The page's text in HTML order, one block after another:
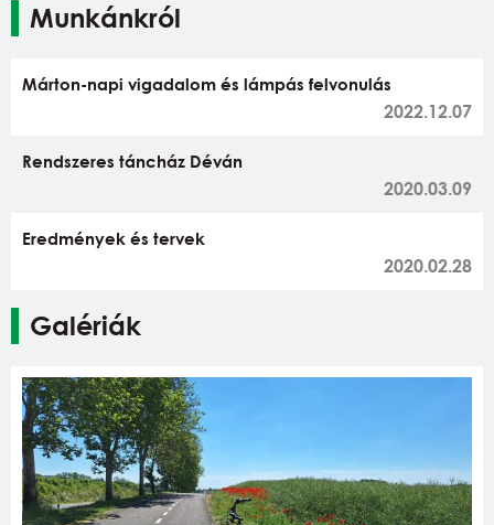
Munkánkról
Márton-napi vigadalom és lámpás felvonulás
2022.12.07
Rendszeres táncház Déván
2020.03.09
Eredmények és tervek
2020.02.28
Galériák